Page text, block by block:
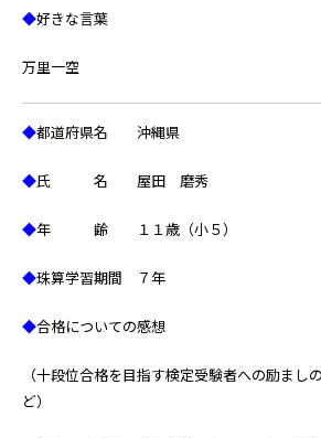
◆好きな言葉
万里一空
◆都道府県名 沖縄県
◆氏 名 屋田 磨秀
◆年 齢 １１歳（小５）
◆珠算学習期間 ７年
◆合格についての感想
（十段位合格を目指す検定受験者への励まし
ど）